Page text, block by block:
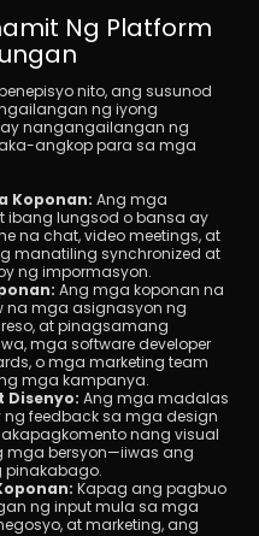
Ng Platform
nito, ang susunod
ng iyong
nangangailangan ng
angkop para sa mga
Koponan: Ang mga
ibang lungsod o bansa ay
na chat, video meetings, at
manatiling synchronized at
ng impormasyon.
Ang mga koponan na
mga asignasyon ng
at pinagsamang
mga software developer
o mga marketing team
mga kampanya.
Disenyo: Ang mga madalas
feedback sa mga design
nang visual
bersyon—iiwas ang
pinakabago.
Kapag ang pagbuo
ng input mula sa mga
at marketing, ang